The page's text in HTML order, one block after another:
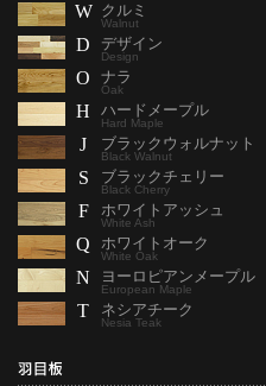
W クルミ
Walnut
D デザイン
Design
O ナラ
Oak
H ハードメープル
Hard Maple
J ブラックウォルナット
Black Walnut
S ブラックチェリー
Black Cherry
F ホワイトアッシュ
White Ash
Q ホワイトオーク
White Oak
N ヨーロピアンメープル
European Maple
T ネシアチーク
Nesia Teak